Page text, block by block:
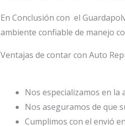
En Conclusión con el
ambiente confiable de manejo
Ventajas de contar con Auto
Nos especializamos en la
Nos aseguramos de que
Cumplimos con el envió